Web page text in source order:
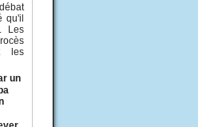
qu'il
Les
les
un